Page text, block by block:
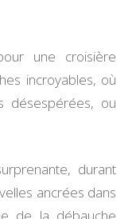
une croisière
incroyables, où
désespérées, ou
durant
ancrées dans